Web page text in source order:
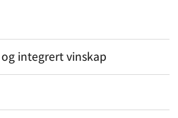
integrert vinskap